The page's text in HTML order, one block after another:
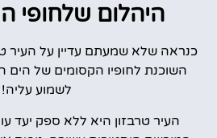
היהלום שלחופי
כנראה שלא שמעתם עדיין על העיר
השוכנת לחופיו הקסומים של הים
לשמוע עליה!
העיר טרבזון היא ללא ספק יעד